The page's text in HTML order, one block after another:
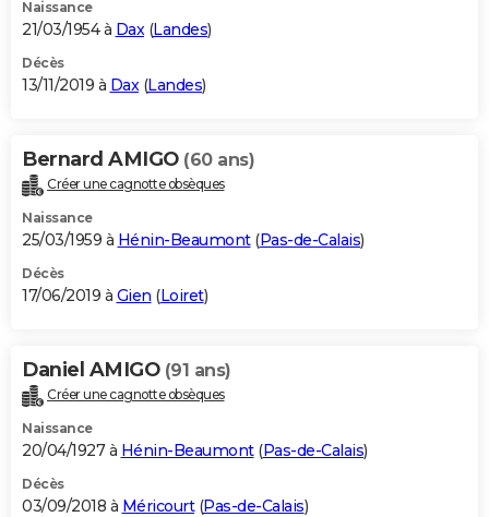
Naissance
21/03/1954 à Dax(Landes)
Décès
13/11/2019 à Dax(Landes)
Bernard AMIGO (60 ans)
Créer une cagnotte obsèques
Naissance
25/03/1959 à Hénin-Beaumont(Pas-de-Calais)
Décès
17/06/2019 à Gien (Loiret)
Daniel AMIGO (91 ans)
Créer une cagnotte obsèques
Naissance
20/04/1927 à Hénin-Beaumont(Pas-de-Calais)
Décès
03/09/2018 à Méricourt(Pas-de-Calais)